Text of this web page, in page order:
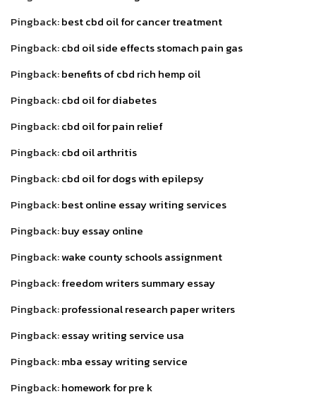
Pingback:best cbd oil for cancer treatment
Pingback:cbd oil side effects stomach pain gas
Pingback:benefits of cbd rich hemp oil
Pingback:cbd oil for diabetes
Pingback:cbd oil for pain relief
Pingback:cbd oil arthritis
Pingback:cbd oil for dogs with epilepsy
Pingback:best online essay writing services
Pingback:buy essay online
Pingback:wake county schools assignment
Pingback:freedom writers summary essay
Pingback:professional research paper writers
Pingback:essay writing service usa
Pingback:mba essay writing service
Pingback:homework for pre k